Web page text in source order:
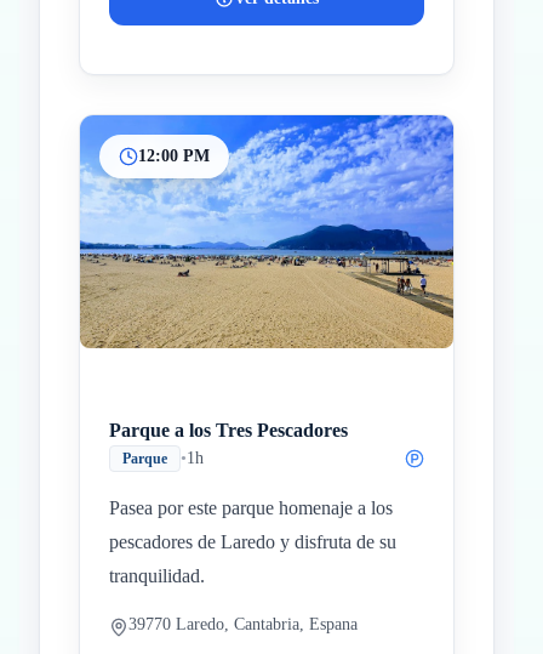
12:00 PM
Parque a los Tres Pescadores
Parque •1h
Pasea por este parque homenaje a los
pescadores de Laredo y disfruta de su
tranquilidad.
39770 Laredo, Cantabria, Espana